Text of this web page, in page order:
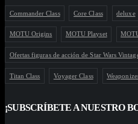
Commander Class Core Class deluxe
MOTU Origins MOTU Playset
Ofertas figuras de acción de Star Wars
Titan Class Voyager Class
¡SUBSCRÍBETE A NUESTRO